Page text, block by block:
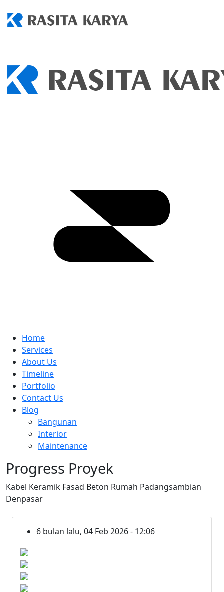
Home
Services
About Us
Timeline
Portfolio
Contact Us
Blog
Bangunan
Interior
Maintenance
Progress Proyek
Kabel Keramik Fasad Beton Rumah Padangsambian
Denpasar
6 bulan lalu, 04 Feb 2026 - 12:06